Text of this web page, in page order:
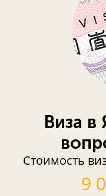
Виза
Стоимость
9